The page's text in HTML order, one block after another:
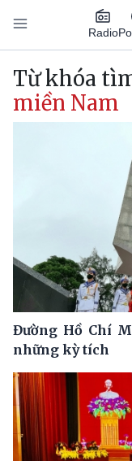
Nhảy đến nội dung
Radio
Main
Từ khóa
miền Nam
Đường Hồ Chí
những kỳ tích